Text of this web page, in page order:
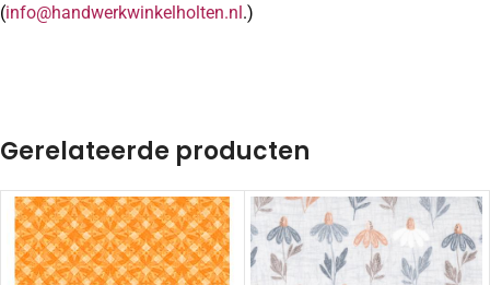
(info@handwerkwinkelholten.nl.)
Gerelateerde producten